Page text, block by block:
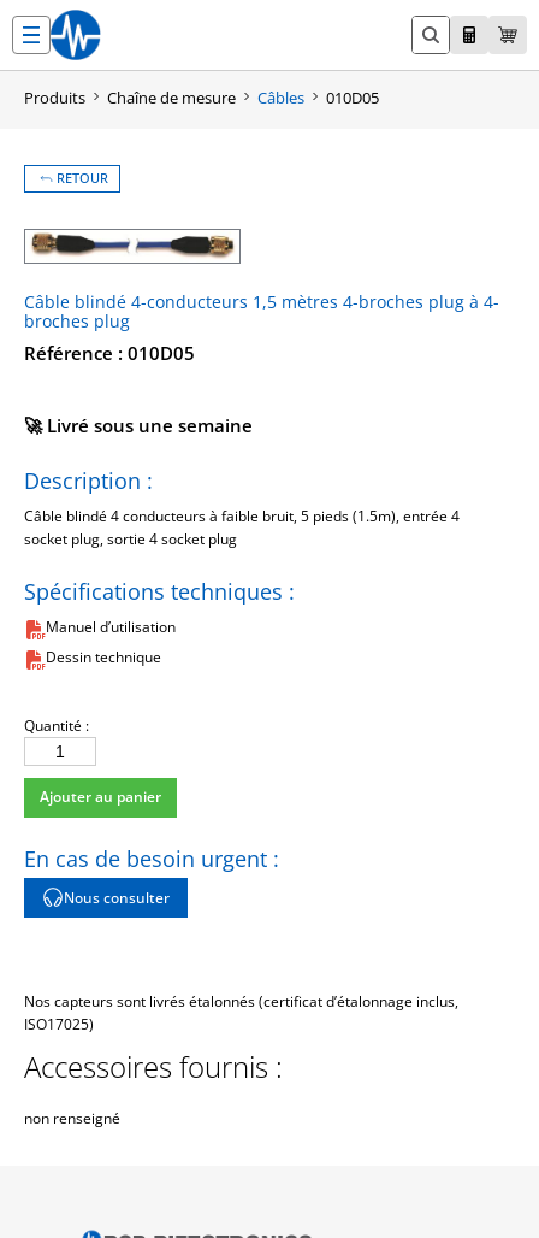
contenu
Produits Chaîne de mesure Câbles 010D05
RETOUR
Câble blindé 4-conducteurs 1,5 mètres 4-broches plug à 4-
broches plug
Référence : 010D05
🚀 Livré sous une semaine
Spécifications techniques :
Manuel d’utilisation
Dessin technique
Description :
Câble blindé 4 conducteurs à faible bruit, 5 pieds (1.5m), entrée 4
socket plug, sortie 4 socket plug
Quantité :
quantité
de
010D05
Ajouter au panier
En cas de besoin urgent :
Nous consulter
Nos capteurs sont livrés étalonnés (certificat d’étalonnage inclus,
ISO17025)
Accessoires fournis :
non renseigné